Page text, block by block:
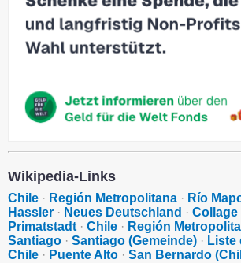
Wikipedia-Links
Chile · Región Metropolitana · Río
Hassler · Neues Deutschland · Collage
Primatstadt · Chile · Región
Santiago · Santiago (Gemeinde) · Liste
Chile · Puente Alto · San Bernardo